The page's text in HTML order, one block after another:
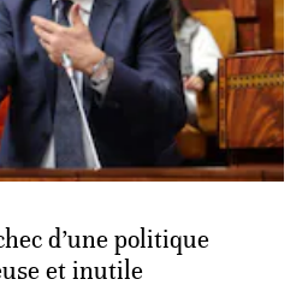
d’une politique
et inutile